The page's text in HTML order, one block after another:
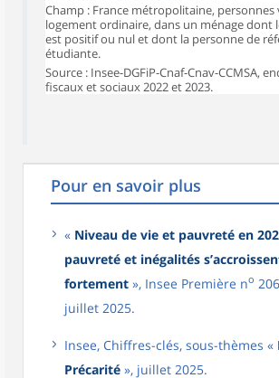
Champ : France métropolitaine,
logement ordinaire, dans un ménage dont
est positif ou nul et dont la personne de
étudiante.
Source : Insee-DGFiP-Cnaf-Cnav-CCMSA,
fiscaux et sociaux 2022 et 2023.
Pour en savoir plus
« Niveau de vie et pauvreté en
pauvreté et inégalités
fortement », Insee Première no
juillet 2025.
Insee, Chiffres-clés, sous-thèmes «
Précarité », juillet 2025.